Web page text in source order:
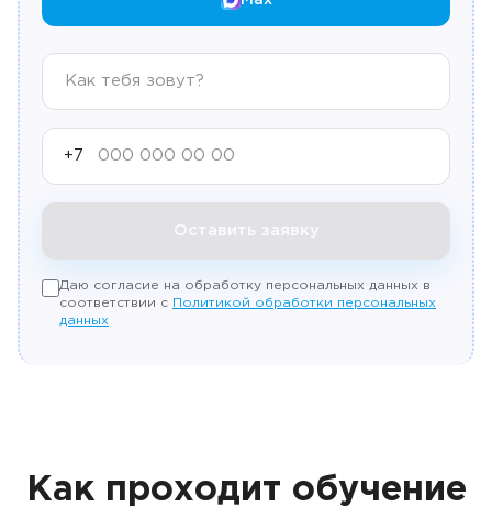
+7
Оставить заявку
Даю согласие на обработку персональных данных в
соответствии с Политикой обработки персональных
данных
Как проходит обучение